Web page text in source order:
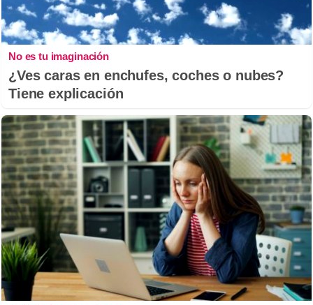
No es tu imaginación
¿Ves caras en enchufes, coches o nubes?
Tiene explicación